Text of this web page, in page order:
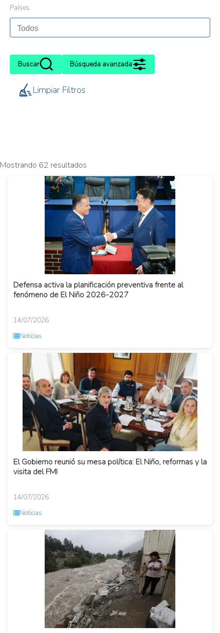
Países
Buscar Búsqueda avanzada
Limpiar Filtros
Mostrando 62 resultados
Defensa activa la planificación preventiva frente al
fenómeno de El Niño 2026-2027
14/07/2026
Noticias
El Gobierno reunió su mesa política: El Niño, reformas y la
visita del FMI
14/07/2026
Noticias